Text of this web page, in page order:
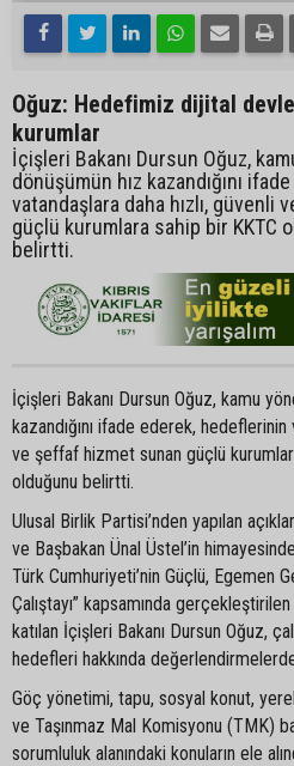
Oğuz: Hedefimiz dijital
kurumlar
İçişleri Bakanı Dursun Oğuz,
dönüşümün hız kazandığını
vatandaşlara daha hızlı, güvenli
güçlü kurumlara sahip bir KKTC
belirtti.
İçişleri Bakanı Dursun Oğuz, kamu
kazandığını ifade ederek, hedeflerinin
ve şeffaf hizmet sunan güçlü
olduğunu belirtti.
Ulusal Birlik Partisi’nden yapılan
ve Başbakan Ünal Üstel’in
Türk Cumhuriyeti’nin Güçlü, Egemen
Çalıştayı” kapsamında
katılan İçişleri Bakanı Dursun Oğuz,
hedefleri hakkında
Göç yönetimi, tapu, sosyal konut,
ve Taşınmaz Mal Komisyonu (TMK)
sorumluluk alanındaki konuların ele